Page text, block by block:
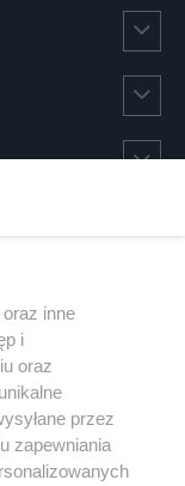
inne
i
oraz
przez
zapewniania